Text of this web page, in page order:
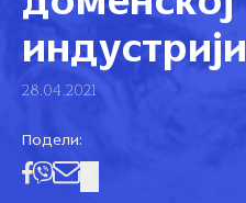
индустрији
28.04.2021
Подели: